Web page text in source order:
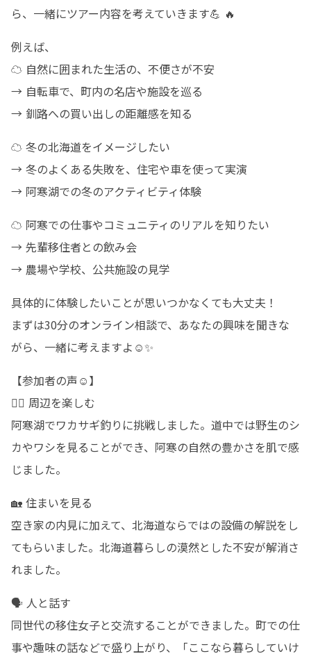
ら、一緒にツアー内容を考えていきます💪 🔥
例えば、
☁️ 自然に囲まれた生活の、不便さが不安
→ 自転車で、町内の名店や施設を巡る
→ 釧路への買い出しの距離感を知る
☁️ 冬の北海道をイメージしたい
→ 冬のよくある失敗を、住宅や車を使って実演
→ 阿寒湖での冬のアクティビティ体験
☁️ 阿寒での仕事やコミュニティのリアルを知りたい
→ 先輩移住者との飲み会
→ 農場や学校、公共施設の見学
具体的に体験したいことが思いつかなくても大丈夫！
まずは30分のオンライン相談で、あなたの興味を聞きな
がら、一緒に考えますよ☺️✨
【参加者の声☺️】
🏃‍♂️ 周辺を楽しむ
阿寒湖でワカサギ釣りに挑戦しました。道中では野生のシ
カやワシを見ることができ、阿寒の自然の豊かさを肌で感
じました。
🏡 住まいを見る
空き家の内見に加えて、北海道ならではの設備の解説をし
てもらいました。北海道暮らしの漠然とした不安が解消さ
れました。
🗣️ 人と話す
同世代の移住女子と交流することができました。町での仕
事や趣味の話などで盛り上がり、「ここなら暮らしていけ